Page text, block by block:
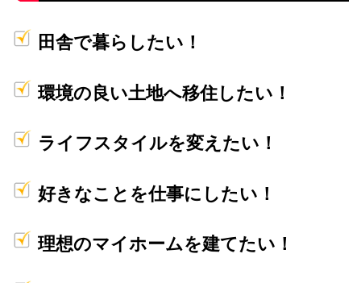
田舎で暮らしたい！
環境の良い土地へ移住したい！
ライフスタイルを変えたい！
好きなことを仕事にしたい！
理想のマイホームを建てたい！